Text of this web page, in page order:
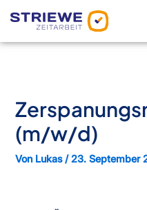
Inhalt
(m/w/d)
Von Lukas/23. September